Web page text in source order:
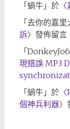
「 蝸牛」於〈
「 去你的嘉里
訴〉發佈留言
「
現錯誤 MP3
「 蝸牛」於〈
個神兵利器〉